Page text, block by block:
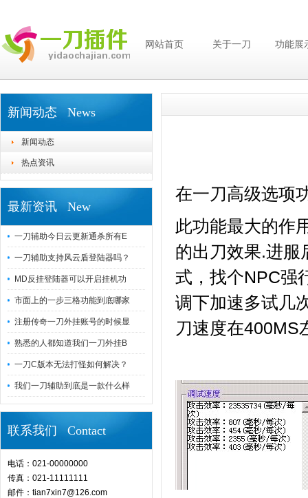
网站首页 关于一刀 功能展
新闻动态 News
新闻动态
热点资讯
最新资讯 New
一刀辅助今日云更新通杀所有E
一刀辅助支持风云盾登陆器吗？
MD反挂登陆器可以开启挂机功
市面上的一步三格功能到底哪家
注册传奇一刀外挂账号的时候显
熟悉的人都知道我们一刀外挂B
一刀C版本无法打怪如何解决？
我们一刀辅助到底是一款什么样
联系我们 Contact
电话：021-00000000
传真：021-11111111
邮件：tian7xin7@126.com
在一刀高级选项
此功能最大的作
的出刀效果.进服
式，找个NPC强
调下加速多试几
刀速度在400MS